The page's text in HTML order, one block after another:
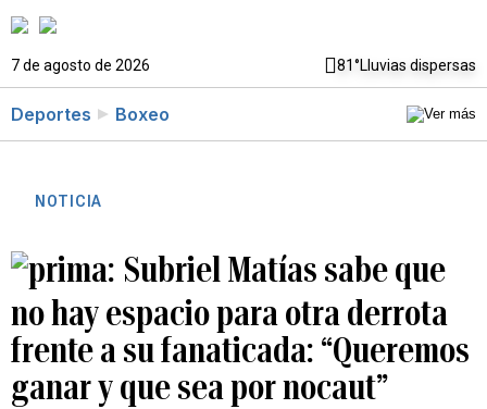
7 de agosto de 2026 81°Lluvias dispersas
Deportes Boxeo
NOTICIA
Subriel Matías sabe que
no hay espacio para otra derrota
frente a su fanaticada: “Queremos
ganar y que sea por nocaut”